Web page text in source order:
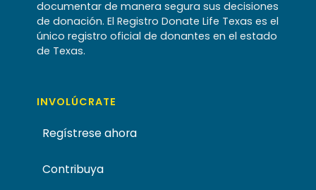
documentar de manera segura sus decisiones
de donación. El Registro Donate Life Texas es el
único registro oficial de donantes en el estado
de Texas.
INVOLÚCRATE
Regístrese ahora
Contribuya